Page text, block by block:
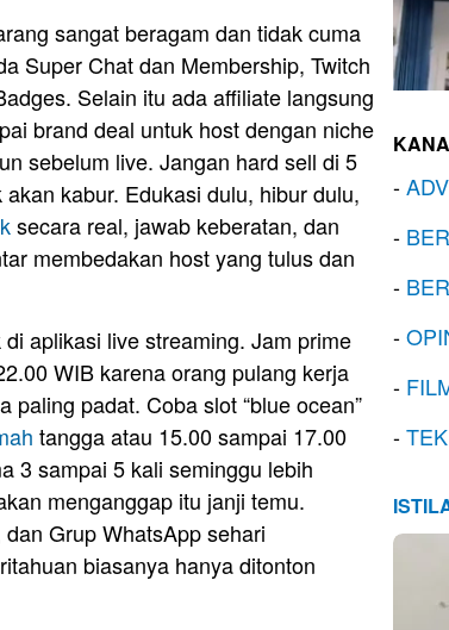
sangat beragam dan tidak cuma
Super Chat dan Membership, Twitch
Selain itu ada affiliate langsung
brand deal untuk host dengan niche
sebelum live. Jangan hard sell di 5
kabur. Edukasi dulu, hibur dulu,
secara real, jawab keberatan, dan
membedakan host yang tulus dan
aplikasi live streaming. Jam prime
WIB karena orang pulang kerja
padat. Coba slot “blue ocean”
tangga atau 15.00 sampai 17.00
3 sampai 5 kali seminggu lebih
menganggap itu janji temu.
Grup WhatsApp sehari
biasanya hanya ditonton
-
-
-
-
-
-